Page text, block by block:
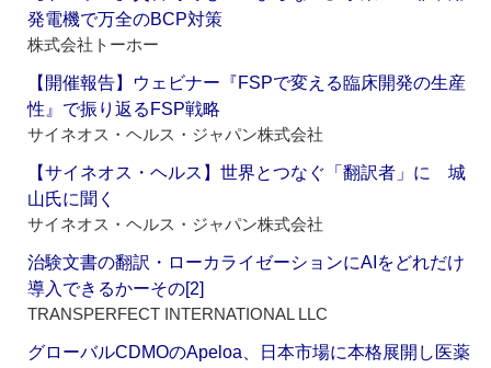
発電機で万全のBCP対策
株式会社トーホー
【開催報告】ウェビナー『FSPで変える臨床開発の生産
性』で振り返るFSP戦略
サイネオス・ヘルス・ジャパン株式会社
【サイネオス・ヘルス】世界とつなぐ「翻訳者」に 城
山氏に聞く
サイネオス・ヘルス・ジャパン株式会社
治験文書の翻訳・ローカライゼーションにAIをどれだけ
導入できるかーその[2]
TRANSPERFECT INTERNATIONAL LLC
グローバルCDMOのApeloa、日本市場に本格展開し医薬